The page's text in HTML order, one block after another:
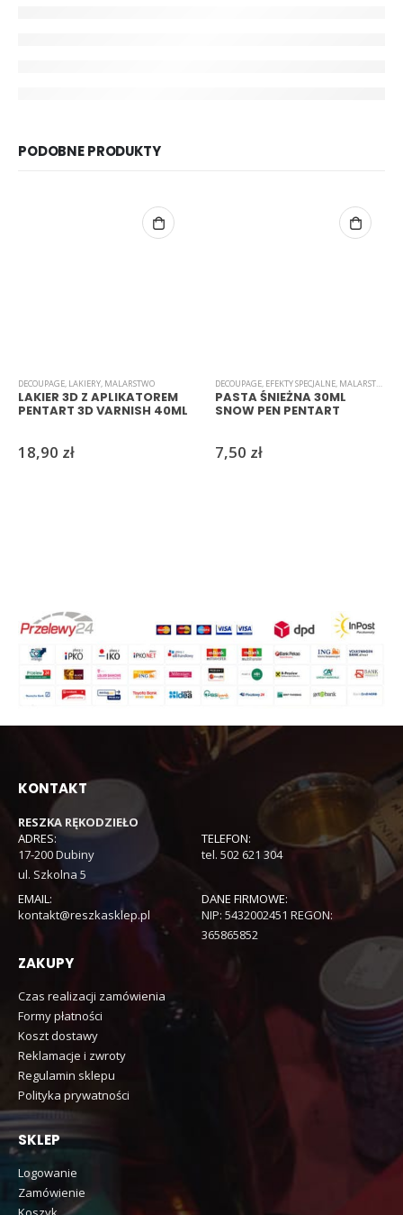
PODOBNE PRODUKTY
DECOUPAGE, LAKIERY, MALARSTWO
LAKIER 3D Z APLIKATOREM
PENTART 3D VARNISH 40ML
18,90 zł
DECOUPAGE, EFEKTY SPECJALNE, MALARSTWO
PASTA ŚNIEŻNA 30ML
SNOW PEN PENTART
7,50 zł
KONTAKT
RESZKA RĘKODZIEŁO
ADRES:
17-200 Dubiny
ul. Szkolna 5
TELEFON:
tel. 502 621 304
EMAIL:
kontakt@reszkasklep.pl
DANE FIRMOWE:
NIP: 5432002451 REGON:
365865852
ZAKUPY
Czas realizacji zamówienia
Formy płatności
Koszt dostawy
Reklamacje i zwroty
Regulamin sklepu
Polityka prywatności
SKLEP
Logowanie
Zamówienie